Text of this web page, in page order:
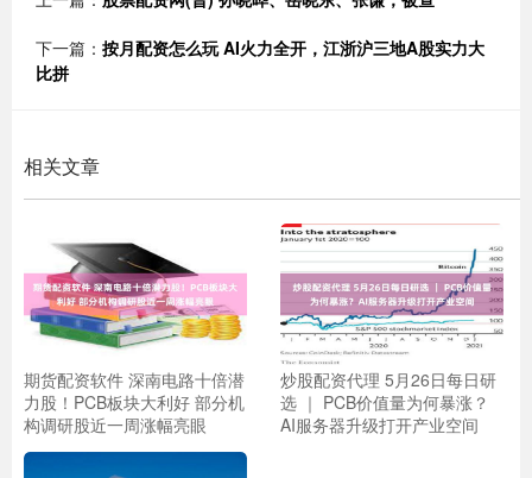
下一篇： 按月配资怎么玩 AI火力全开，江浙沪三地A股实力大
比拼
相关文章
期货配资软件 深南电路十倍潜
力股！PCB板块大利好 部分机
构调研股近一周涨幅亮眼
炒股配资代理 5月26日每日研
选 ｜ PCB价值量为何暴涨？
AI服务器升级打开产业空间